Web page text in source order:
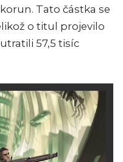
Tato částka se
o titul projevilo
57,5 tisíc